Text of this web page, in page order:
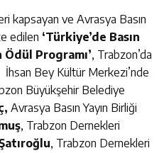
kapsayan ve Avrasya Basın
edilen ‘Türkiye’de Basın
Ödül Programı’, Trabzon’da
İhsan Bey Kültür Merkezi’nde
Büyükşehir Belediye
Avrasya Basın Yayın Birliği
, Trabzon Dernekleri
, Trabzon Dernekleri